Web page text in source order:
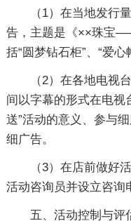
（1）在当地发行
告，主题是《××珠宝
括“圆梦钻石柜”、“爱
（2）在各地电视
间以字幕的形式在电视
送”活动的意义、参与
细广告。
（3）在店前做好
活动咨询员并设立咨询
五、活动控制与评